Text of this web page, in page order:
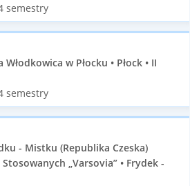
semestry
Włodkowica w Płocku • Płock • II
semestry
- Mistku (Republika Czeska)
„Varsovia” • Frydek -